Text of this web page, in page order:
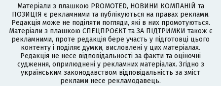
Матеріали з плашкою PROMOTED, НОВИНИ КОМПАНІЙ та
ПОЗИЦІЯ є рекламними та публікуються на правах реклами.
Редакція може не поділяти погляди, які в них промотуються.
Матеріали з плашкою СПЕЦПРОЄКТ та ЗА ПІДТРИМКИ також є
рекламними, проте редакція бере участь у підготовці цього
контенту і поділяє думки, висловлені у цих матеріалах.
Редакція не несе відповідальності за факти та оціночні
судження, оприлюднені у рекламних матеріалах. Згідно з
українським законодавством відповідальність за зміст
реклами несе рекламодавець.